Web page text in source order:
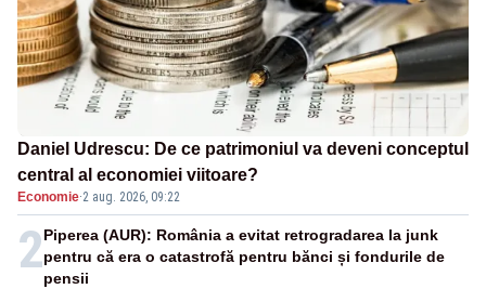
Daniel Udrescu: De ce patrimoniul va deveni conceptul
central al economiei viitoare?
Economie·2 aug. 2026, 09:22
2Piperea (AUR): România a evitat retrogradarea la junk
pentru că era o catastrofă pentru bănci și fondurile de
pensii